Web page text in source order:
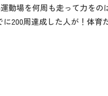
動場を何周も走って力をの
200周達成した人が！体育